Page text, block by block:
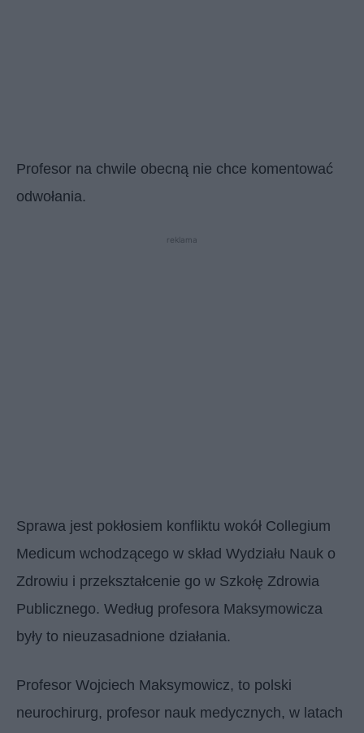
Profesor na chwile obecną nie chce komentować
odwołania.
reklama
Sprawa jest pokłosiem konfliktu wokół Collegium
Medicum wchodzącego w skład Wydziału Nauk o
Zdrowiu i przekształcenie go w Szkołę Zdrowia
Publicznego. Według profesora Maksymowicza
były to nieuzasadnione działania.
Profesor Wojciech Maksymowicz, to polski
neurochirurg, profesor nauk medycznych, w latach